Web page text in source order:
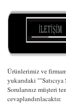
Ürünlerimiz ve
yukarıdaki
Sorularınız müşteri
cevaplandırılacaktır.